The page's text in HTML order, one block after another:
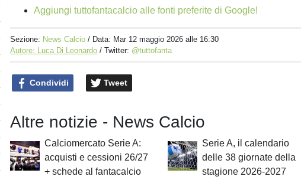
Aggiungi tuttofantacalcio alle fonti preferite di Google!
Sezione: News Calcio / Data: Mar 12 maggio 2026 alle 16:30
Autore: Luca Di Leonardo / Twitter: @tuttofanta
Condividi Tweet
Altre notizie - News Calcio
Calciomercato Serie A:
acquisti e cessioni 26/27
+ schede al fantacalcio
Serie A, il calendario
delle 38 giornate della
stagione 2026-2027